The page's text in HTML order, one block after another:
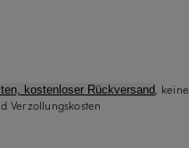
kostenloser Rückversand, keine
Verzollungskosten